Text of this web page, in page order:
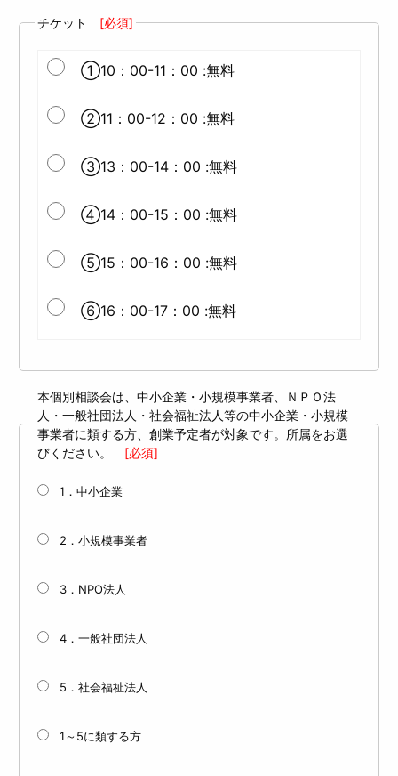
チケット [必須]
①10：00-11：00 :無料
②11：00-12：00 :無料
③13：00-14：00 :無料
④14：00-15：00 :無料
⑤15：00-16：00 :無料
⑥16：00-17：00 :無料
本個別相談会は、中小企業・小規模事業者、ＮＰＯ法
人・一般社団法人・社会福祉法人等の中小企業・小規模
事業者に類する方、創業予定者が対象です。所属をお選
びください。
[必須]
1．中小企業
2．小規模事業者
3．NPO法人
4．一般社団法人
5．社会福祉法人
1～5に類する方